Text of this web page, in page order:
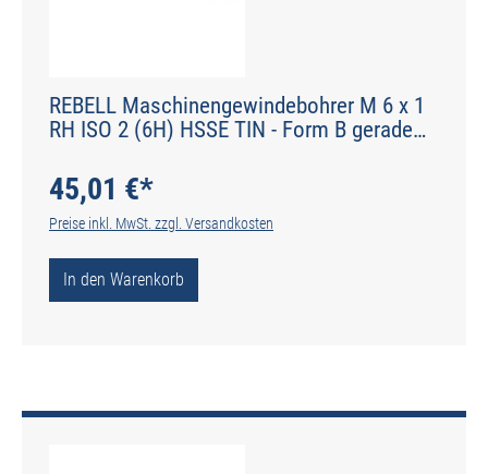
REBELL Maschinengewindebohrer M 6 x 1
RH ISO 2 (6H) HSSE TIN - Form B gerade
45,01 €*
Preise inkl. MwSt. zzgl. Versandkosten
In den Warenkorb